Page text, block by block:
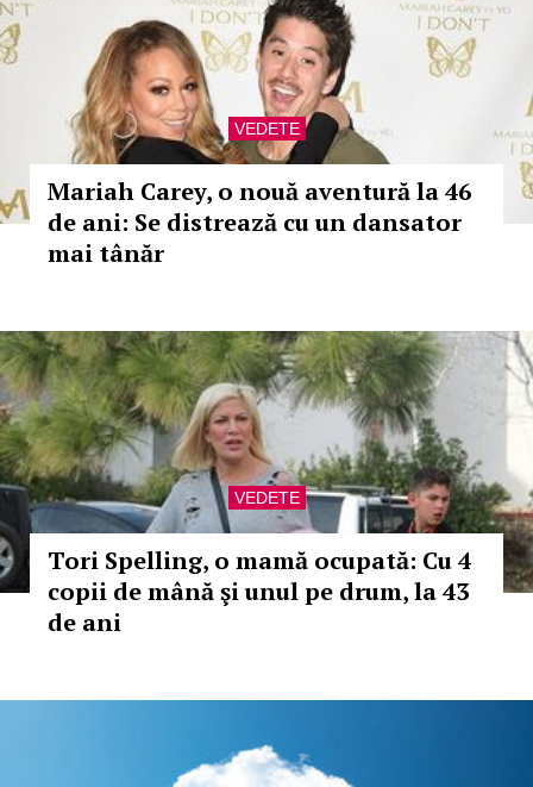
VEDETE
Mariah Carey, o nouă aventură la 46
de ani: Se distrează cu un dansator
mai tânăr
VEDETE
Tori Spelling, o mamă ocupată: Cu 4
copii de mână şi unul pe drum, la 43
de ani